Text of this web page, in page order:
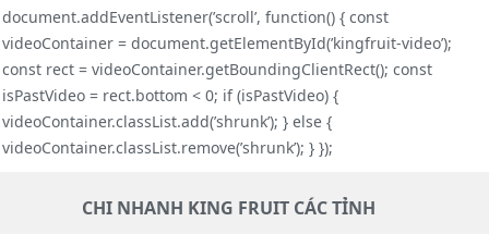
document.addEventListener(’scroll’, function() { const
videoContainer = document.getElementById(’kingfruit-video’);
const rect = videoContainer.getBoundingClientRect(); const
isPastVideo = rect.bottom < 0; if (isPastVideo) {
videoContainer.classList.add(’shrunk’); } else {
videoContainer.classList.remove(’shrunk’); } });
CHI NHANH KING FRUIT CÁC TỈNH